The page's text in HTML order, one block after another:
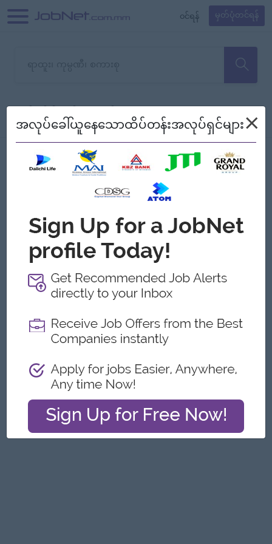
၀င်ရန် မှတ်ပုံတင်ရန်
သော အလုပ်မရှိသေးပါ။
စစ်ရန် စဉ်၍ကြည့်မည်
Myanmar
အလုပ်ခေါ်ယူနေသောထိပ်တန်းအလုပ်ရှင်များ×